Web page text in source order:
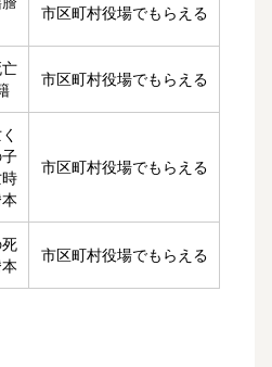
市区町村役場でもらえる
市区町村役場でもらえる
市区町村役場でもらえる
市区町村役場でもらえる